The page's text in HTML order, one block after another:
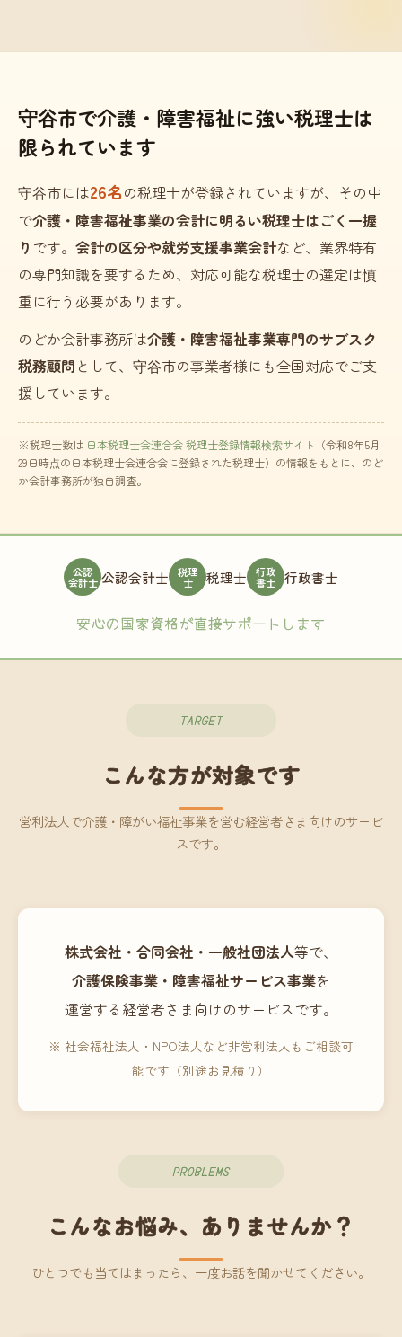
守谷市で介護・障害福祉に強い税理士は
限られています
守谷市には26名の税理士が登録されていますが、その中
で介護・障害福祉事業の会計に明るい税理士はごく一握
り です。 会計の区分や就労支援事業会計など、業界特有
の専門知識を要するため、対応可能な税理士の選定は慎
重に行う必要があります。
のどか会計事務所は介護・障害福祉事業専門のサブスク
税務顧問 として、守谷市の事業者様にも全国対応でご支
援しています。
※税理士数は 日本税理士会連合会 税理士登録情報検索サイト （令和8年5月
29日時点の日本税理士会連合会に登録された税理士）の情報をもとに、のど
か会計事務所が独自調査。
公認
会計士 公認会計士 税理
士 税理士 行政
書士 行政書士
安心の国家資格が直接サポートします
TARGET
こんな方が対象です
営利法人で介護・障がい福祉事業を営む経営者さま向けのサービ
スです。
株式会社・合同会社・一般社団法人等で、
介護保険事業・障害福祉サービス事業を
運営する経営者さま向けのサービスです。
※ 社会福祉法人・NPO法人など非営利法人もご相談可
能です（別途お見積り）
PROBLEMS
こんなお悩み、ありませんか？
ひとつでも当てはまったら、一度お話を聞かせてください。